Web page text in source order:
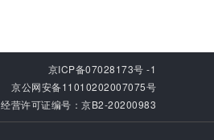
京ICP备07028173号 -1
京公网安备11010202007075号
经营许可证编号：京B2-20200983